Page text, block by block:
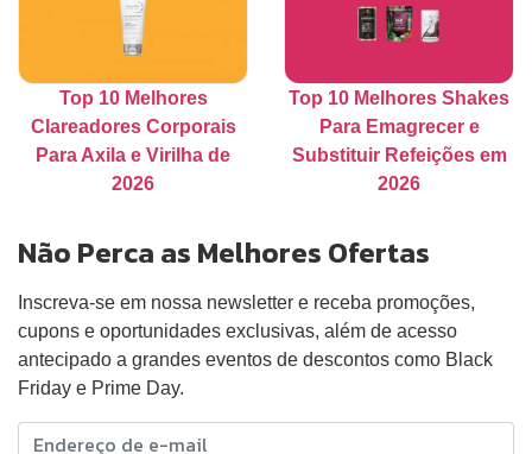
Top 10 Melhores
Clareadores Corporais
Para Axila e Virilha de
2026
Top 10 Melhores Shakes
Para Emagrecer e
Substituir Refeições em
2026
Não Perca as Melhores Ofertas
Inscreva-se em nossa newsletter e receba promoções,
cupons e oportunidades exclusivas, além de acesso
antecipado a grandes eventos de descontos como Black
Friday e Prime Day.